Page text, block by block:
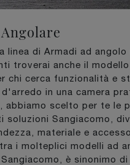
linea di Armadi ad angolo
troverai anche il
chi cerca funzionalità e
in una camera
abbiamo scelto per te le
soluzioni Sangiacomo,
materiale e
i molteplici modelli ad
è sinonimo di